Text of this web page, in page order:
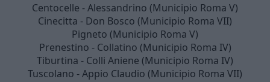
Centocelle - Alessandrino (Municipio Roma V)
Cinecitta - Don Bosco (Municipio Roma VII)
Pigneto (Municipio Roma V)
Prenestino - Collatino (Municipio Roma IV)
Tiburtina - Colli Aniene (Municipio Roma IV)
Tuscolano - Appio Claudio (Municipio Roma VII)